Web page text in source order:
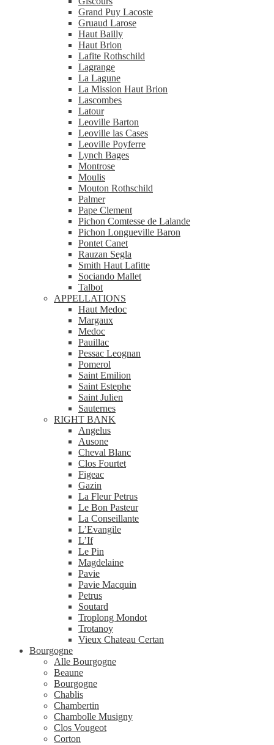
Grand Puy Lacoste
Gruaud Larose
Haut Bailly
Haut Brion
Lafite Rothschild
Lagrange
La Lagune
La Mission Haut Brion
Lascombes
Latour
Leoville Barton
Leoville las Cases
Leoville Poyferre
Lynch Bages
Montrose
Moulis
Mouton Rothschild
Palmer
Pape Clement
Pichon Comtesse de Lalande
Pichon Longueville Baron
Pontet Canet
Rauzan Segla
Smith Haut Lafitte
Sociando Mallet
Talbot
APPELLATIONS
Haut Medoc
Margaux
Medoc
Pauillac
Pessac Leognan
Pomerol
Saint Emilion
Saint Estephe
Saint Julien
Sauternes
RIGHT BANK
Angelus
Ausone
Cheval Blanc
Clos Fourtet
Figeac
Gazin
La Fleur Petrus
Le Bon Pasteur
La Conseillante
L’Evangile
L’If
Le Pin
Magdelaine
Pavie
Pavie Macquin
Petrus
Soutard
Troplong Mondot
Trotanoy
Vieux Chateau Certan
Bourgogne
Alle Bourgogne
Beaune
Bourgogne
Chablis
Chambertin
Chambolle Musigny
Clos Vougeot
Corton